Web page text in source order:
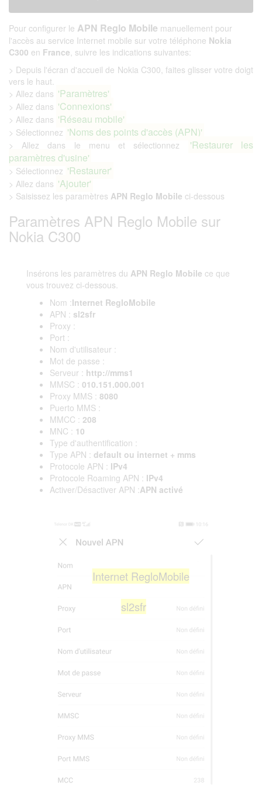
Pour configurer le APN Reglo Mobile manuellement pour
l'accès au service Internet mobile sur votre téléphone Nokia
C300 en France, suivre les indications suivantes:
> Depuis l'écran d'accueil de Nokia C300, faites glisser votre doigt
vers le haut.
> Allez dans 'Paramètres'
> Allez dans 'Connexions'
> Allez dans 'Réseau mobile'
> Sélectionnez 'Noms des points d'accès (APN)'
> Allez dans le menu et sélectionnez
'Restaurer les
paramètres d'usine'
> Sélectionnez 'Restaurer'
> Allez dans 'Ajouter'
> Saisissez les paramètres APN Reglo Mobile ci-dessous
Paramètres APN Reglo Mobile sur
Nokia C300
Insérons les paramètres du APN Reglo Mobile ce que
vous trouvez ci-dessous.
Nom :Internet RegloMobile
APN : sl2sfr
Proxy :
Port :
Nom d'utilisateur :
Mot de passe :
Serveur : http://mms1
MMSC : 010.151.000.001
Proxy MMS : 8080
Puerto MMS :
MMCC : 208
MNC : 10
Type d'authentification :
Type APN : default ou internet + mms
Protocole APN : IPv4
Protocole Roaming APN : IPv4
Activer/Désactiver APN :APN activé
sl2sfr
Internet RegloMobile